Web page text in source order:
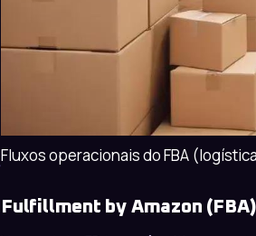
Fluxos operacionais do FBA
Fulfillment by Amazon